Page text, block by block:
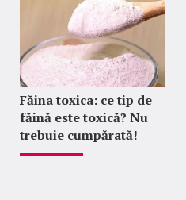
Făina toxica: ce tip de
făină este toxică? Nu
trebuie cumpărată!